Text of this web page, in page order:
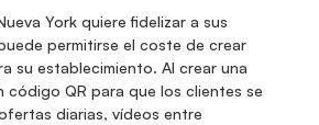
York quiere fidelizar a sus
permitirse el coste de crear
su establecimiento. Al crear una
código QR para que los clientes se
diarias, vídeos entre